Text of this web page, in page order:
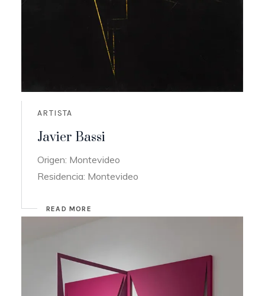
ARTISTA
Javier Bassi
Origen: Montevideo
Residencia: Montevideo
READ MORE